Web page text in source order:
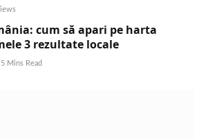
cum să apari pe harta
3 rezultate locale
5 Mins Read